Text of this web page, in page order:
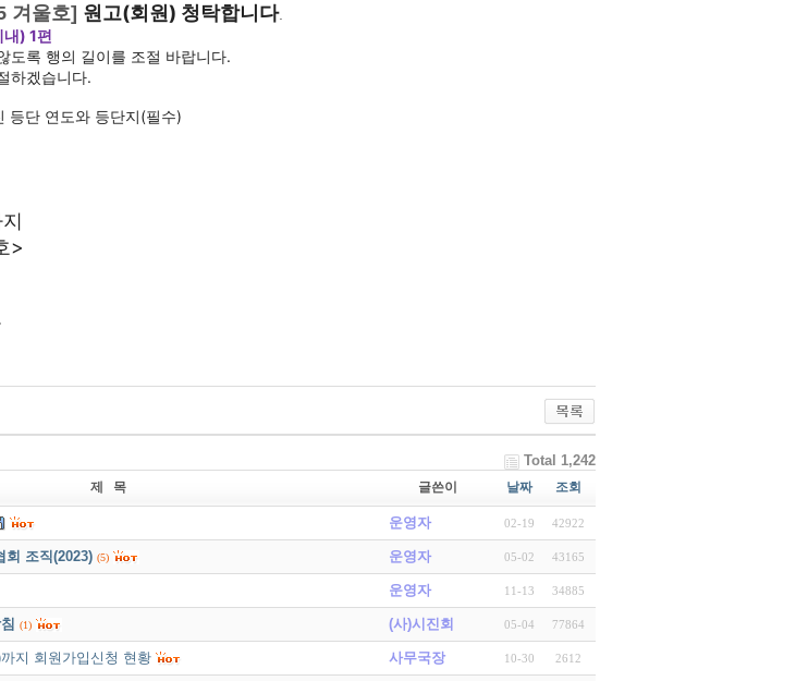
겨울호] 원고(회원) 청탁합니다.
) 1편
도록 행의 길이를 조절 바랍니다.
하겠습니다.
등단 연도와 등단지(필수)
>
Total 1,242
제 목 글쓴이 날짜 조회
운영자 02-19 42922
회 조직(2023) (5) 운영자 05-02 43165
운영자 11-13 34885
(1) (사)시진회 05-04 77864
지 회원가입신청 현황 사무국장 10-30 2612